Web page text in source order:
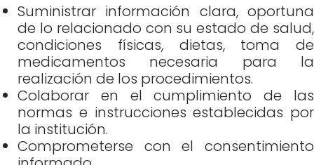
Suministrar información clara, oportuna
de lo relacionado con su estado de salud,
condiciones físicas, dietas, toma de
medicamentos necesaria para la
realización de los procedimientos.
Colaborar en el cumplimiento de las
normas e instrucciones establecidas por
la institución.
Comprometerse con el consentimiento